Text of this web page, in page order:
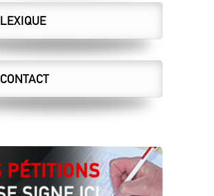
LEXIQUE
CONTACT